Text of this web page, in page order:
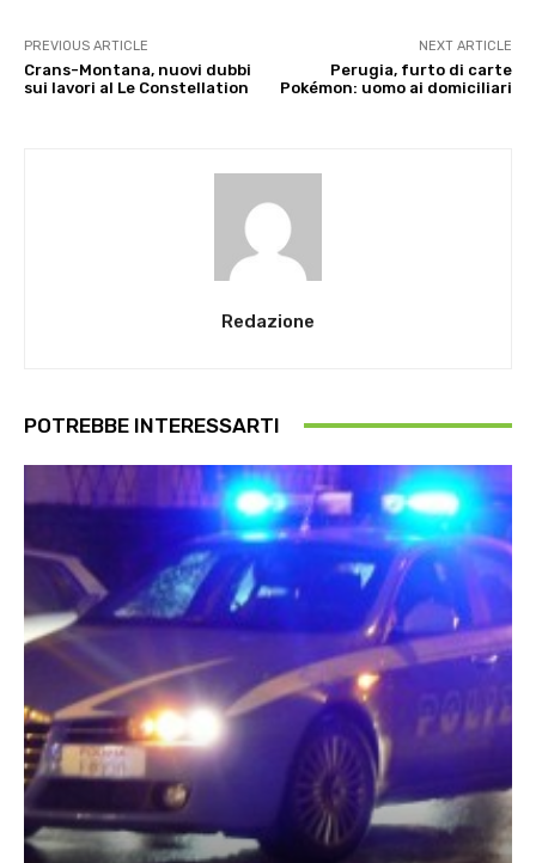
PREVIOUS ARTICLE
Crans-Montana, nuovi dubbi
sui lavori al Le Constellation
NEXT ARTICLE
Perugia, furto di carte
Pokémon: uomo ai domiciliari
Redazione
POTREBBE INTERESSARTI